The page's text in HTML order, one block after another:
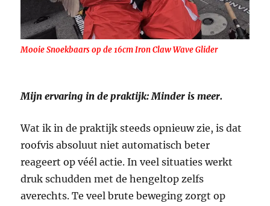
Mooie Snoekbaars op de 16cm Iron Claw Wave Glider
Mijn ervaring in de praktijk: Minder is meer.
Wat ik in de praktijk steeds opnieuw zie, is dat
roofvis absoluut niet automatisch beter
reageert op véél actie. In veel situaties werkt
druk schudden met de hengeltop zelfs
averechts. Te veel brute beweging zorgt op